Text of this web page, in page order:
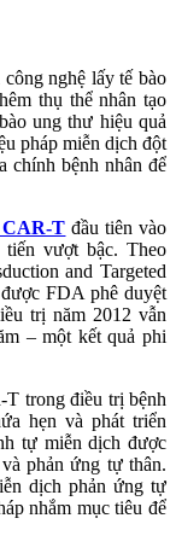
nghệ lấy tế bào
thụ thể nhân tạo
ung thư hiệu quả
pháp miễn dịch đột
chính bệnh nhân để
CAR-T đầu tiên vào
vượt bậc. Theo
and Targeted
FDA phê duyệt
trị năm 2012 vẫn
– một kết quả phi
T trong điều trị bệnh
hẹn và phát triển
tự miễn dịch được
phản ứng tự thân.
dịch phản ứng tự
nhắm mục tiêu để